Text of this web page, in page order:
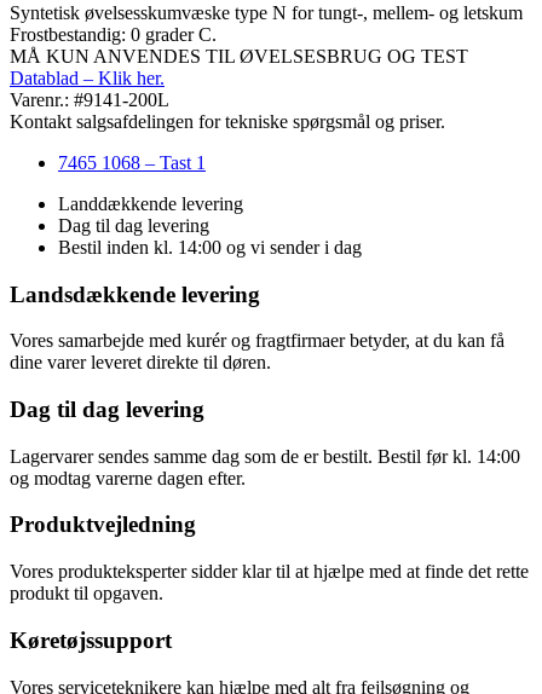
Syntetisk øvelsesskumvæske type N for tungt-, mellem- og letskum
Frostbestandig: 0 grader C.
MÅ KUN ANVENDES TIL ØVELSESBRUG OG TEST
Datablad – Klik her.
Varenr.: #9141-200L
Kontakt salgsafdelingen for tekniske spørgsmål og priser.
7465 1068 – Tast 1
Landdækkende levering
Dag til dag levering
Bestil inden kl. 14:00 og vi sender i dag
Landsdækkende levering
Vores samarbejde med kurér og fragtfirmaer betyder, at du kan få
dine varer leveret direkte til døren.
Dag til dag levering
Lagervarer sendes samme dag som de er bestilt. Bestil før kl. 14:00
og modtag varerne dagen efter.
Produktvejledning
Vores produkteksperter sidder klar til at hjælpe med at finde det rette
produkt til opgaven.
Køretøjssupport
Vores serviceteknikere kan hjælpe med alt fra fejlsøgning og